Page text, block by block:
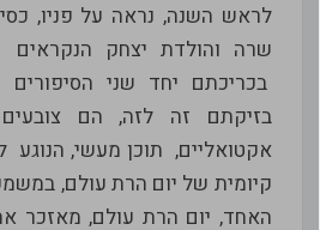
לראש השנה, נראה על פניו,
שרה והולדת יצחק הנקראים
בכריכתם יחד שני
בזיקתם זה לזה, הם
אקטואליים, תוכן מעשי, הנוגע
קיומית של יום הרת עולם,
האחד, יום הרת עולם, מאזכר